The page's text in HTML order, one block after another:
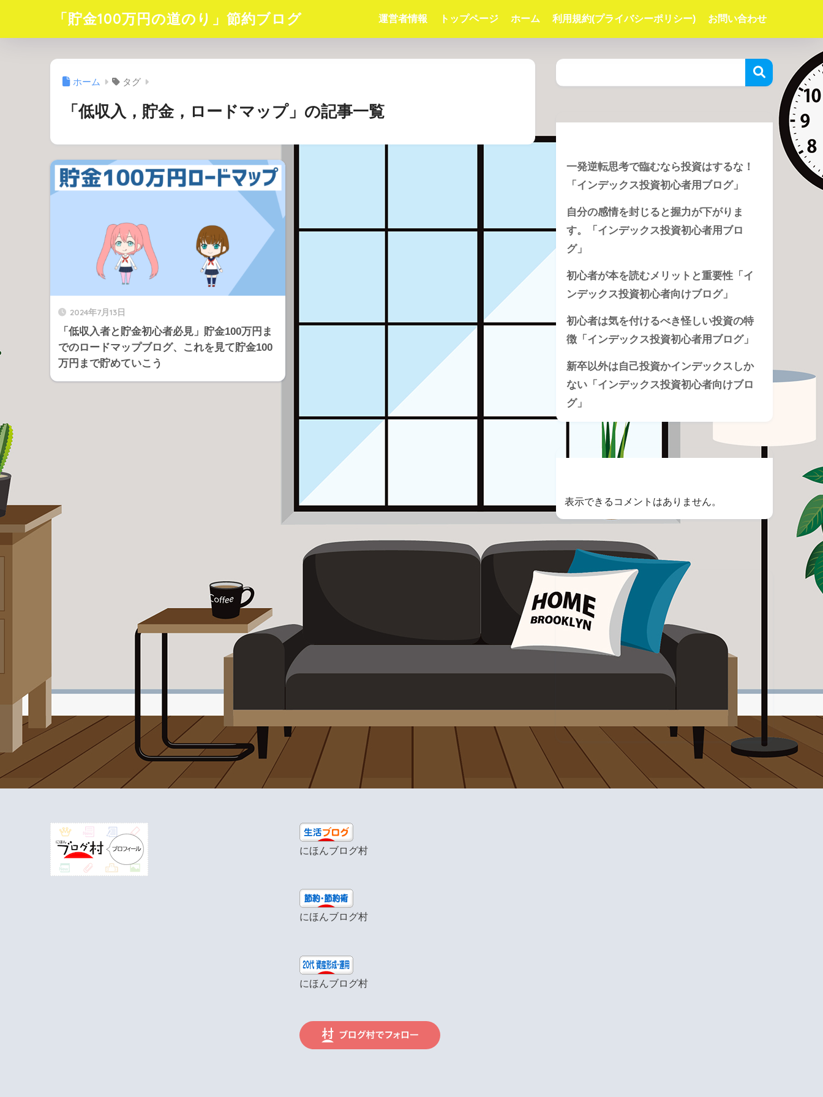
「貯金100万円の道のり」節約ブログ 運営者情報 トップページ ホーム 利用規約(プライバシーポリシー) お問い合わせ
ホーム タグ
「低収入，貯金，ロードマップ」の記事一覧
2024年7月13日
「低収入者と貯金初心者必見」貯金100万円ま
でのロードマップブログ、これを見て貯金100
万円まで貯めていこう
一発逆転思考で臨むなら投資はするな！
「インデックス投資初心者用ブログ」
自分の感情を封じると握力が下がりま
す。「インデックス投資初心者用ブロ
グ」
初心者が本を読むメリットと重要性「イ
ンデックス投資初心者向けブログ」
初心者は気を付けるべき怪しい投資の特
徴「インデックス投資初心者用ブログ」
新卒以外は自己投資かインデックスしか
ない「インデックス投資初心者向けブロ
グ」
表示できるコメントはありません。
にほんブログ村
にほんブログ村
にほんブログ村